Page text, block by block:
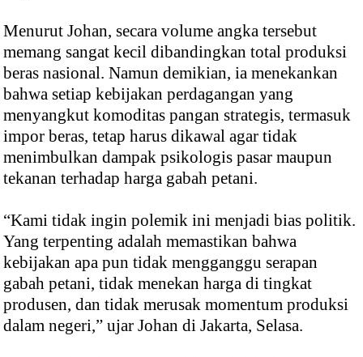
Menurut Johan, secara volume angka tersebut
memang sangat kecil dibandingkan total produksi
beras nasional. Namun demikian, ia menekankan
bahwa setiap kebijakan perdagangan yang
menyangkut komoditas pangan strategis, termasuk
impor beras, tetap harus dikawal agar tidak
menimbulkan dampak psikologis pasar maupun
tekanan terhadap harga gabah petani.
“Kami tidak ingin polemik ini menjadi bias politik.
Yang terpenting adalah memastikan bahwa
kebijakan apa pun tidak mengganggu serapan
gabah petani, tidak menekan harga di tingkat
produsen, dan tidak merusak momentum produksi
dalam negeri,” ujar Johan di Jakarta, Selasa.